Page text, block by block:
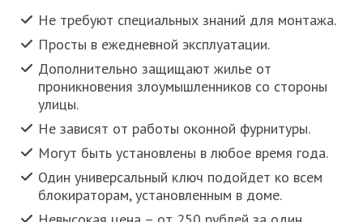
Не требуют специальных знаний для монтажа.
Просты в ежедневной эксплуатации.
Дополнительно защищают жилье от
проникновения злоумышленников со стороны
улицы.
Не зависят от работы оконной фурнитуры.
Могут быть установлены в любое время года.
Один универсальный ключ подойдет ко всем
блокираторам, установленным в доме.